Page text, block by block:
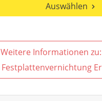
Auswählen
Weitere Informationen